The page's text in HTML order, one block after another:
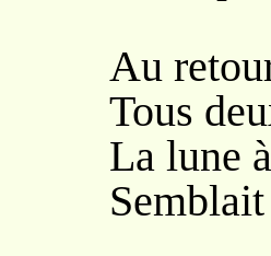
Au
Tous
La lune